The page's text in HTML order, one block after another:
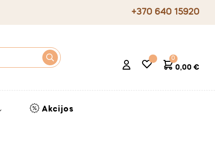
+370 640 15920
0
0,00 €
Akcijos